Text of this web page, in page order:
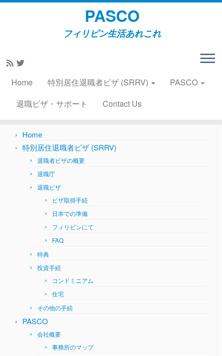
Skip
content
PASCO
フィリピン生活あれこれ
Home 特別居住退職者ビザ (SRRV)
PASCO
退職ビザ・サポート
Contact Us
Home
Search
Home
特別居住退職者ビザ (SRRV)
退職者ビザの概要
退職庁
退職ビザ
ビザ取得手続
日本での準備
フィリピンにて
FAQ
特典
投資手続
コンドミニアム
住宅
その他の手続
PASCO
会社概要
事務所のマップ